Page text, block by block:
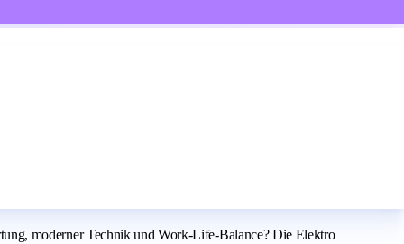
moderner Technik und Work-Life-Balance? Die Elektro